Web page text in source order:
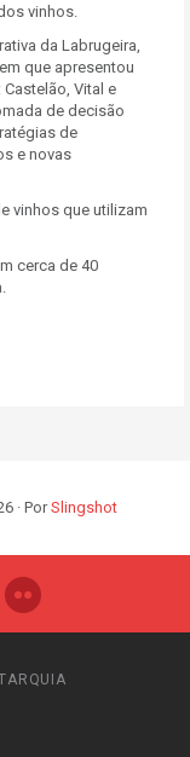
vinhos.
da Labrugeira,
que apresentou
Vital e
de decisão
de
e novas
vinhos que utilizam
cerca de 40
· PorSlingshot